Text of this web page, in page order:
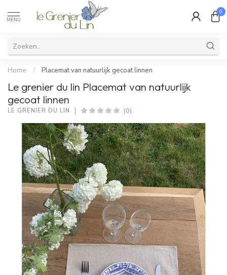
MENU
0
Home / Placemat van natuurlijk gecoat linnen
Le grenier du lin Placemat van natuurlijk
gecoat linnen
LE GRENIER DU LIN (0)